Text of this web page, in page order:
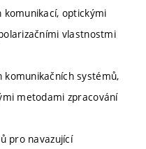
komunikací, optickými
vlastnostmi
systémů,
metodami zpracování
pro navazující